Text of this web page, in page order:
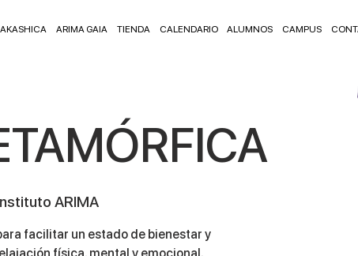
ARIMA GAIA TIENDA CALENDARIO ALUMNOS CAMPUS
ARIMA
facilitar un estado de bienestar y